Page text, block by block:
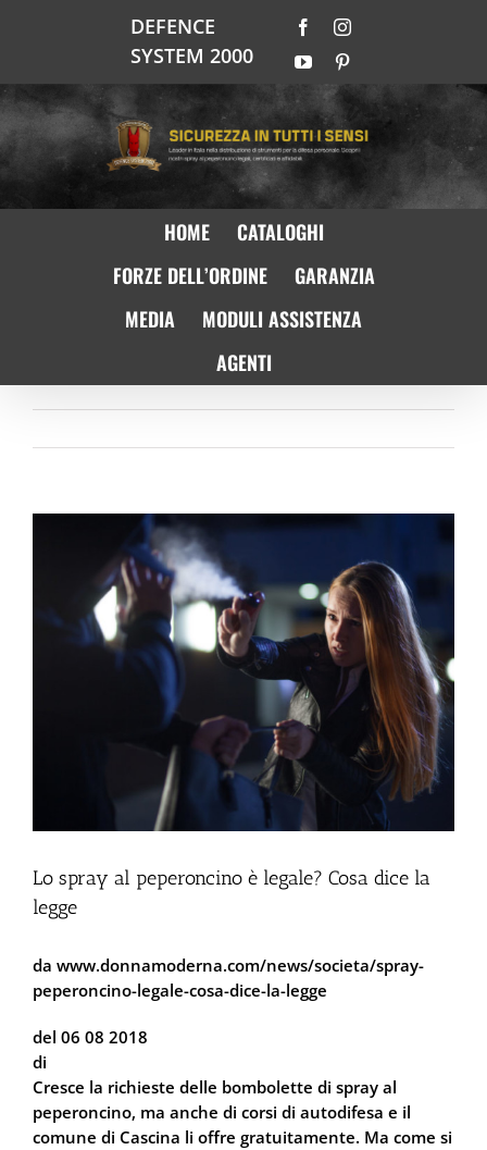
DEFENCE
SYSTEM 2000
FacebookInstagram
YouTubePinterest
HOME
CATALOGHI
FORZE DELL’ORDINE
GARANZIA
MEDIA
MODULI ASSISTENZA
AGENTI
Lo spray al peperoncino è legale? Cosa dice la
legge
da www.donnamoderna.com/news/societa/spray-
peperoncino-legale-cosa-dice-la-legge
del 06 08 2018
di
Cresce la richieste delle bombolette di spray al
peperoncino, ma anche di corsi di autodifesa e il
comune di Cascina li offre gratuitamente. Ma come si